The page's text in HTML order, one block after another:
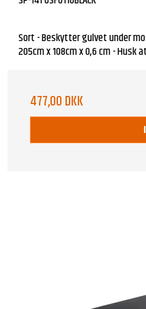
Sort - Beskytter gulvet under
205cm x 108cm x 0,6 cm - Husk
477,00 DKK